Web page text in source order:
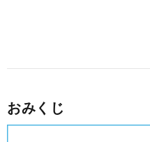
おみくじ